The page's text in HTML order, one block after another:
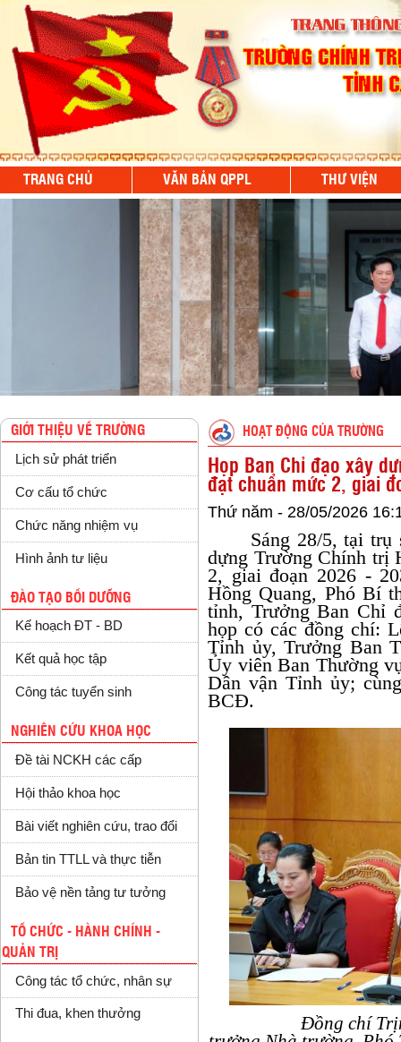
TRANG CHỦ VĂN BẢN QPPL THƯ VIỆN
GIỚI THIỆU VỀ TRƯỜNG
Lịch sử phát triển
Cơ cấu tổ chức
Chức năng nhiệm vụ
Hình ảnh tư liệu
ĐÀO TẠO BỒI DƯỠNG
Kế hoạch ĐT - BD
Kết quả học tập
Công tác tuyển sinh
NGHIÊN CỨU KHOA HỌC
Đề tài NCKH các cấp
Hội thảo khoa học
Bài viết nghiên cứu, trao đổi
Bản tin TTLL và thực tiễn
Bảo vệ nền tảng tư tưởng
TỔ CHỨC - HÀNH CHÍNH -
QUẢN TRỊ
Công tác tổ chức, nhân sự
Thi đua, khen thưởng
HOẠT ĐỘNG CỦA TRƯỜNG
Họp Ban Chỉ đạo xây
đạt chuẩn mức 2, giai
Thứ năm - 28/05/2026
Sáng 28/5, tại
dựng Trường Chính trị
2, giai đoạn 2026 -
Hồng Quang, Phó Bí
tỉnh, Trưởng Ban Chỉ
họp có các đồng chí:
Tỉnh ủy, Trưởng Ban
Ủy viên Ban Thường
Dân vận Tỉnh ủy;
BCĐ.
Đồng chí